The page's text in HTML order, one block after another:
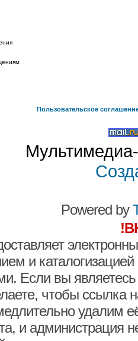
Пользовательское
Powered by
и
Если вы являетесь
чтобы ссылка
удалим
и администрация